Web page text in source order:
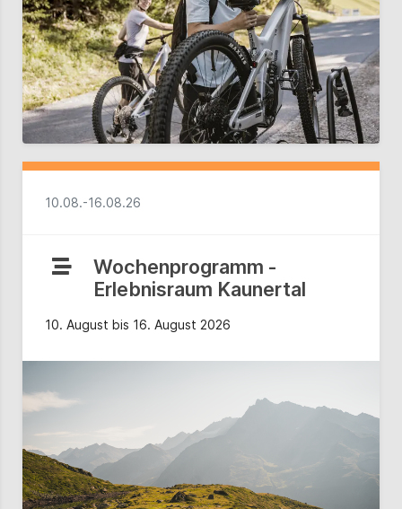
10.08.-16.08.26
Wochenprogramm -
Erlebnisraum Kaunertal
10. August bis 16. August 2026